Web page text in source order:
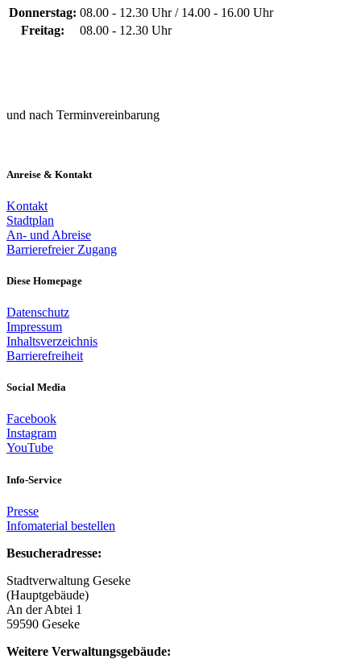
Donnerstag: 08.00 - 12.30 Uhr / 14.00 - 16.00 Uhr
Freitag:
08.00 - 12.30 Uhr
und nach Terminvereinbarung
Anreise & Kontakt
Kontakt
Stadtplan
An- und Abreise
Barrierefreier Zugang
Diese Homepage
Datenschutz
Impressum
Inhaltsverzeichnis
Barrierefreiheit
Social Media
Facebook
Instagram
YouTube
Info-Service
Presse
Infomaterial bestellen
Besucheradresse:
Stadtverwaltung Geseke
(Hauptgebäude)
An der Abtei 1
59590 Geseke
Weitere Verwaltungsgebäude: